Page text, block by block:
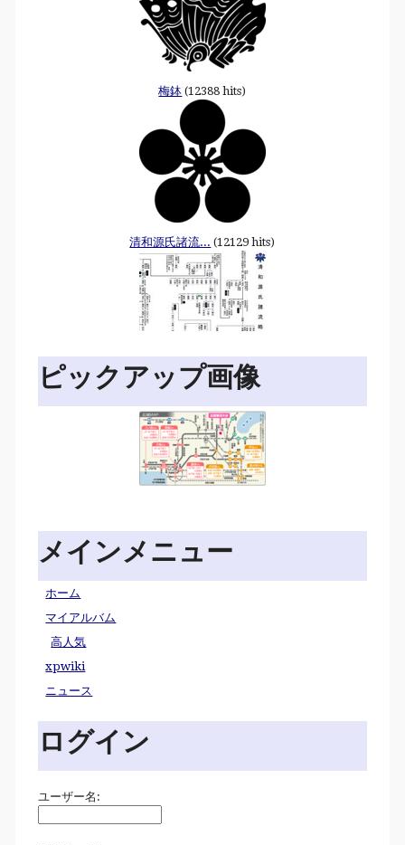
梅鉢 (12388 hits)
清和源氏諸流... (12129 hits)
ピックアップ画像
メインメニュー
ホーム
マイアルバム
高人気
xpwiki
ニュース
ログイン
ユーザー名: